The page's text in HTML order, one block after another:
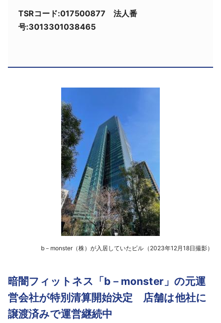
よくあるご質問
TSRコード:017500877 法人番
号:3013301038465
b－monster（株）が入居していたビル（2023年12月18日撮影）
暗闇フィットネス「b－monster」の元運
営会社が特別清算開始決定 店舗は他社に
譲渡済みで運営継続中